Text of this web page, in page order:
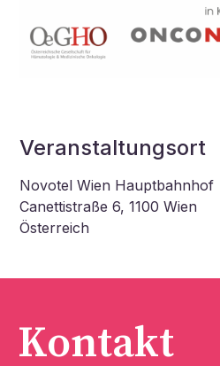
Veranstaltungsort
Novotel Wien Hauptbahnhof
Canettistraße 6, 1100 Wien
Österreich
Kontakt